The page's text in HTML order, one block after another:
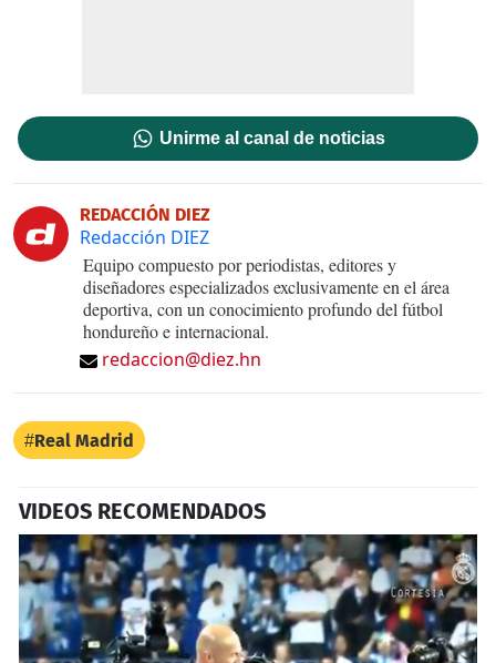
Unirme al canal de noticias
REDACCIÓN DIEZ
Redacción DIEZ
Equipo compuesto por periodistas, editores y
diseñadores especializados exclusivamente en el área
deportiva, con un conocimiento profundo del fútbol
hondureño e internacional.
redaccion@diez.hn
Real Madrid
VIDEOS RECOMENDADOS